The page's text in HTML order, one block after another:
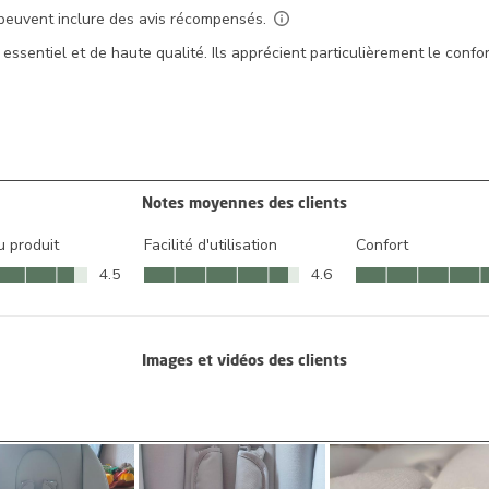
Notes moyennes des clients
produit
produit, 4.5 sur 5
4.5
Facilité d'utilisation
Facilité d'utilisation, 4.6 sur 5
4.6
Confort
Confort, 4.7 sur 5
Images et vidéos des clients